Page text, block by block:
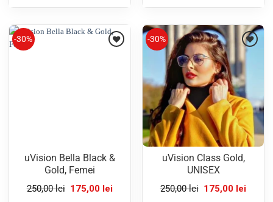
-30%
uVision Bella Black &
Gold, Femei
250,00lei Prețul
inițial
175,00 leiPrețul
-30%
uVision Class Gold,
UNISEX
250,00lei Prețul
inițial
175,00 leiPrețul